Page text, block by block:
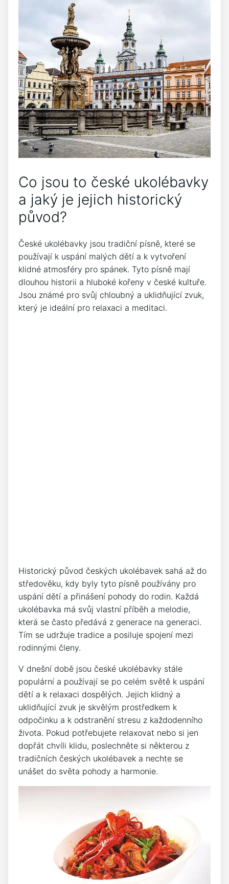
Co jsou to české ukolébavky
a‍ jaký je jejich historický
původ?
České ukolébavky jsou tradiční písně, které se
používají k uspání ‍malých dětí a k vytvoření‍
klidné atmosféry pro spánek. Tyto písně mají
dlouhou historii a hluboké kořeny v české kultuře.
Jsou známé pro svůj chloubný a uklidňující zvuk,
který je ideální pro relaxaci⁣ a meditaci.
Historický původ českých ukolébavek sahá až do
středověku, kdy byly tyto písně používány ⁤pro‌
uspání dětí a přinášení pohody do rodin. Každá
ukolébavka má svůj vlastní​ příběh⁢ a⁣ melodie,
která se často předává‌ z generace na generaci.
Tím se udržuje tradice a posiluje spojení mezi
rodinnými členy.
V⁣ dnešní době jsou české ukolébavky stále
populární a používají se po celém světě k uspání
dětí ⁢a k relaxaci dospělých. Jejich klidný a
uklidňující zvuk je ⁣skvělým ⁣prostředkem k
odpočinku a k odstranění stresu z každodenního
života. Pokud potřebujete relaxovat nebo si jen
dopřát chvíli klidu, poslechněte si některou z
tradičních⁣ českých ukolébavek a nechte se
unášet do světa pohody ⁤a harmonie.